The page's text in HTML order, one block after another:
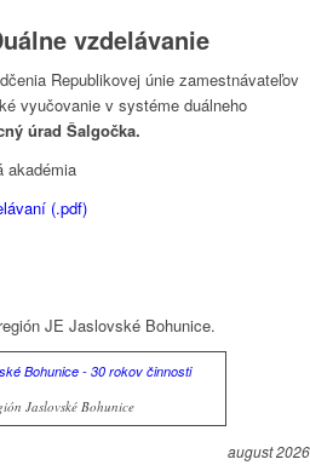
vzdelávanie
Republikovej únie zamestnávateľov
vyučovanie v systéme duálneho
úrad Šalgočka.
akadémia
(.pdf)
JE Jaslovské Bohunice.
Jaslovské Bohunice
august 2026